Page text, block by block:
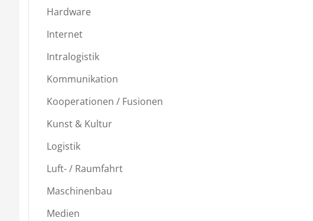
Hardware
Internet
Intralogistik
Kommunikation
Kooperationen / Fusionen
Kunst & Kultur
Logistik
Luft- / Raumfahrt
Maschinenbau
Medien